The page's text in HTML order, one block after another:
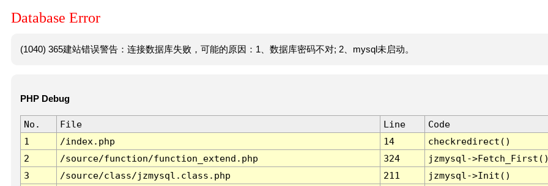
Database Error
(1040) 365建站错误警告：连接数据库失败，可能的原因：1、数据库密码不对; 2、mysql未启动。
PHP Debug
No. File Line
Code
1
/index.php 14
checkredirect()
2
/source/function/function_extend.php 324
jzmysql-
3
/source/class/jzmysql.class.php 211
jzmysql->Init()